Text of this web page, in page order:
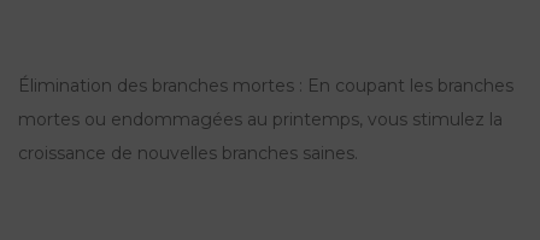
Élimination des branches mortes : En coupant les branches
mortes ou endommagées au printemps, vous stimulez la
croissance de nouvelles branches saines.